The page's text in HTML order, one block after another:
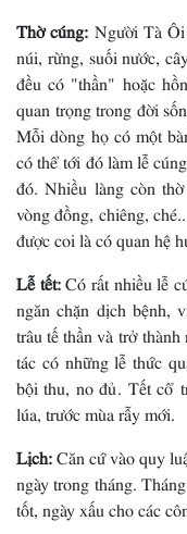
Thờ cúng: Người Tà
núi, rừng, suối nước,
đều có "thần" hoặc
quan trọng trong đời
Mỗi dòng họ có một
có thể tới đó làm lễ
đó. Nhiều làng còn
vòng đồng, chiêng,
được coi là có quan hệ
Lễ tết:Có rất nhiều lễ
ngăn chặn dịch bệnh,
trâu tế thần và trở
tác có những lễ thức
bội thu, no đủ. Tết cổ
lúa, trước mùa rẫy mới.
Lịch:Căn cứ vào quy
ngày trong tháng.
tốt, ngày xấu cho các